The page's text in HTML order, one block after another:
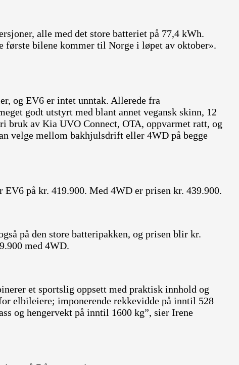
alle med det store batteriet på 77,4 kWh.
første bilene kommer til Norge i løpet av oktober».
og EV6 er intet unntak. Allerede fra
godt utstyrt med blant annet vegansk skinn, 12
bruk av Kia UVO Connect, OTA, oppvarmet ratt, og
velge mellom bakhjulsdrift eller 4WD på begge
på kr. 419.900. Med 4WD er prisen kr. 439.900.
på den store batteripakken, og prisen blir kr.
med 4WD.
et sportslig oppsett med praktisk innhold og
elbileiere; imponerende rekkevidde på inntil 528
og hengervekt på inntil 1600 kg”, sier Irene